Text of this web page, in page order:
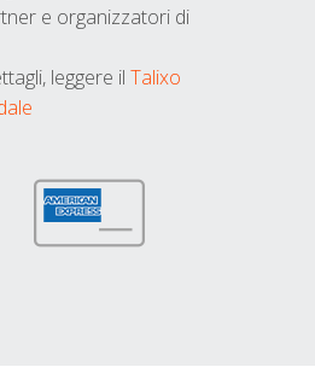
e organizzatori di
leggere il Talixo